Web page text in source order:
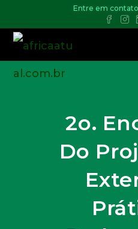
Entre em
2o.
Do